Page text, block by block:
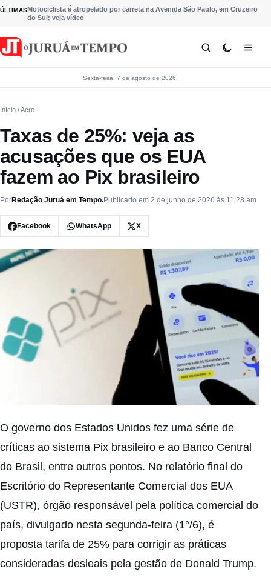
Pular para o conteúdo
ÚLTIMASMotociclista é atropelado por carreta na Avenida São Paulo, em Cruzeiro
do Sul; veja vídeo
Sexta-feira, 7 de agosto de 2026
Início / Acre
Taxas de 25%: veja as
acusações que os EUA
fazem ao Pix brasileiro
PorRedação Juruá em Tempo.Publicado em 2 de junho de 2026 às 11:28 am
Facebook WhatsApp X
O governo dos Estados Unidos fez uma série de
críticas ao sistema Pix brasileiro e ao Banco Central
do Brasil, entre outros pontos. No relatório final do
Escritório do Representante Comercial dos EUA
(USTR), órgão responsável pela política comercial do
país, divulgado nesta segunda-feira (1°/6), é
proposta tarifa de 25% para corrigir as práticas
consideradas desleais pela gestão de Donald Trump.